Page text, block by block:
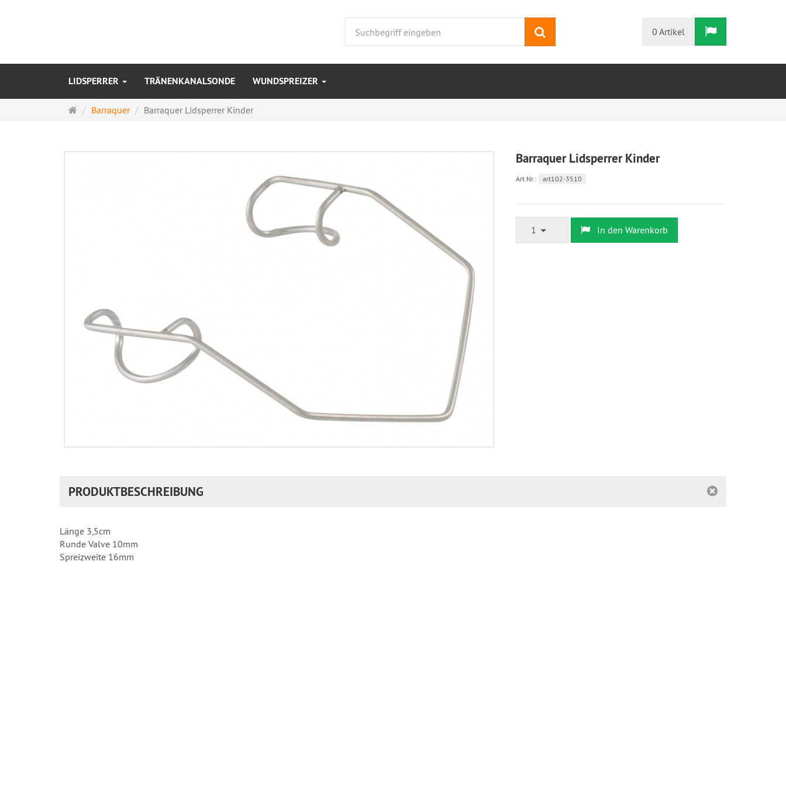
0 Artikel Warenkorb
LIDSPERRER TRÄNENKANALSONDE WUNDSPREIZER
Startseite
Barraquer Barraquer Lidsperrer Kinder
Barraquer Lidsperrer Kinder
Art.Nr.: art102-3510
1 In den Warenkorb
PRODUKTBESCHREIBUNG
Länge 3,5cm
Runde Valve 10mm
Spreizweite 16mm